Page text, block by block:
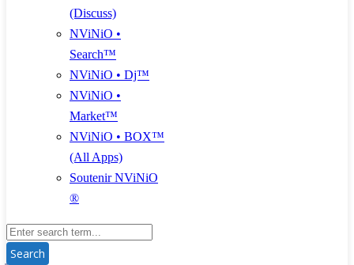
(Discuss)
NViNiO •
Search™
NViNiO • Dj™
NViNiO •
Market™
NViNiO • BOX™
(All Apps)
Soutenir NViNiO
®